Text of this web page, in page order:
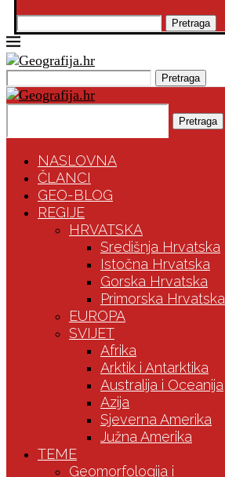
Pretraga
Pretraga
Pretraga
NASLOVNA
ČLANCI
GEO-BLOG
REGIJE
HRVATSKA
Središnja Hrvatska
Istočna Hrvatska
Gorska Hrvatska
Primorska Hrvatska
EUROPA
SVIJET
Afrika
Arktik i Antarktika
Australija i Oceanija
Azija
Sjeverna Amerika
Južna Amerika
TEME
Geomorfologija i